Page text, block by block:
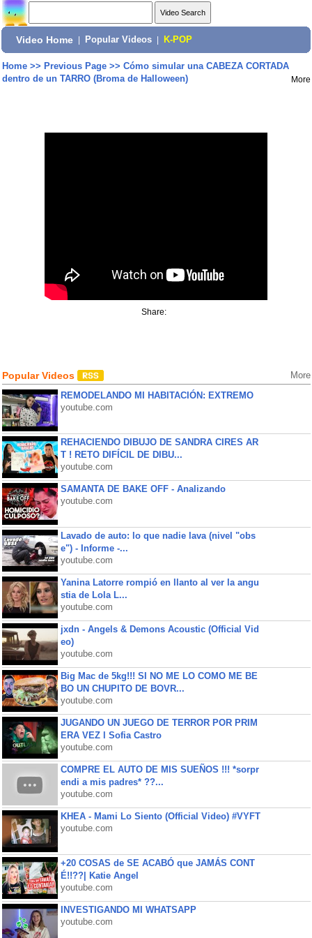
Video Home Popular Videos K-POP
Home>> Previous Page>> Cómo simular una CABEZA CORTADA
dentro de un TARRO (Broma de Halloween)
More
Share:
Popular Videos More
REMODELANDO MI HABITACIÓN: EXTREMO
youtube.com
REHACIENDO DIBUJO DE SANDRA CIRES AR
T ! RETO DIFÍCIL DE DIBU...
youtube.com
SAMANTA DE BAKE OFF - Analizando
youtube.com
Lavado de auto: lo que nadie lava (nivel "obs
e") - Informe -...
youtube.com
Yanina Latorre rompió en llanto al ver la angu
stia de Lola L...
youtube.com
jxdn - Angels & Demons Acoustic (Official Vid
eo)
youtube.com
Big Mac de 5kg!!! SI NO ME LO COMO ME BE
BO UN CHUPITO DE BOVR...
youtube.com
JUGANDO UN JUEGO DE TERROR POR PRIM
ERA VEZ l Sofia Castro
youtube.com
COMPRE EL AUTO DE MIS SUEÑOS !!! *sorpr
endi a mis padres* ??...
youtube.com
KHEA - Mami Lo Siento (Official Video) #VYFT
youtube.com
+20 COSAS de SE ACABÓ que JAMÁS CONT
É!!??| Katie Angel
youtube.com
INVESTIGANDO MI WHATSAPP
youtube.com